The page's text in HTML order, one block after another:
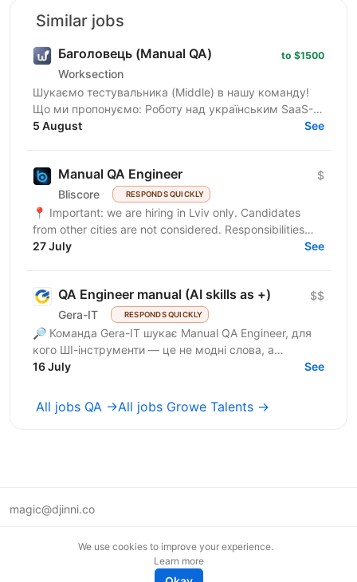
Similar jobs
Баголовець (Manual QA)
Worksection
to $1500
Шукаємо тестувальника (Middle) в нашу команду!
Що ми пропонуємо: Роботу над українським SaaS-
продуктом, яким користуються тисячі команд і який
5 August See
Manual QA Engineer
Bliscore RESPONDS QUICKLY
$
📍 Important: we are hiring in Lviv only. Candidates
from other cities are not considered. Responsibilities
Perform manual testing of web...
27 July See
QA Engineer manual (AI skills as +)
Gera-IT RESPONDS QUICKLY
$$
🔎 Команда Gera-IT шукає Manual QA Engineer, для
кого ШІ-інструменти — це не модні слова, а
щоденний стандарт. Це роль для фахівця, який
16 July See
All jobs QA →All jobs Growe Talents →
magic@djinni.co
We use cookies to improve your experience.
Learn more